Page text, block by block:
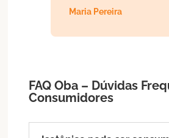
Maria Pereira
FAQ Oba – Dúvidas
Consumidores